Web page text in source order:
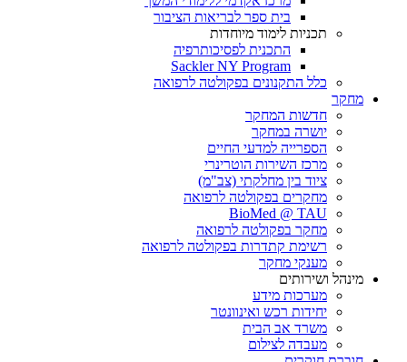
בית ספר לבריאות הציבור
תכניות לימוד מיוחדות
התכנית לפסיכותרפיה
Sackler NY Program
כלל התקנונים בפקולטה לרפואה
מחקר
חדשות המחקר
יושרה במחקר
הספרייה למדעי החיים
מרכז השירות הוטרינרי
ציוד בין מחלקתי (צב"מ)
מחקרים בפקולטה לרפואה
BioMed @ TAU
מחקר בפקולטה לרפואה
רשימת קתדרות בפקולטה לרפואה
מענקי מחקר
מינהל ושירותים
מערכות מידע
יחידות רכש ואינוונטר
משרד אב הבית
מעבדה לצילום